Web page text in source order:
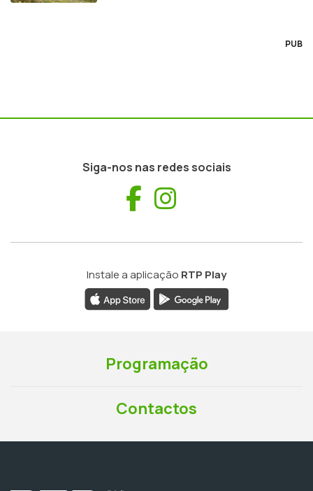
PUB
Siga-nos nas redes sociais
Facebook
Instale a aplicação RTP Play
Programação
Contactos